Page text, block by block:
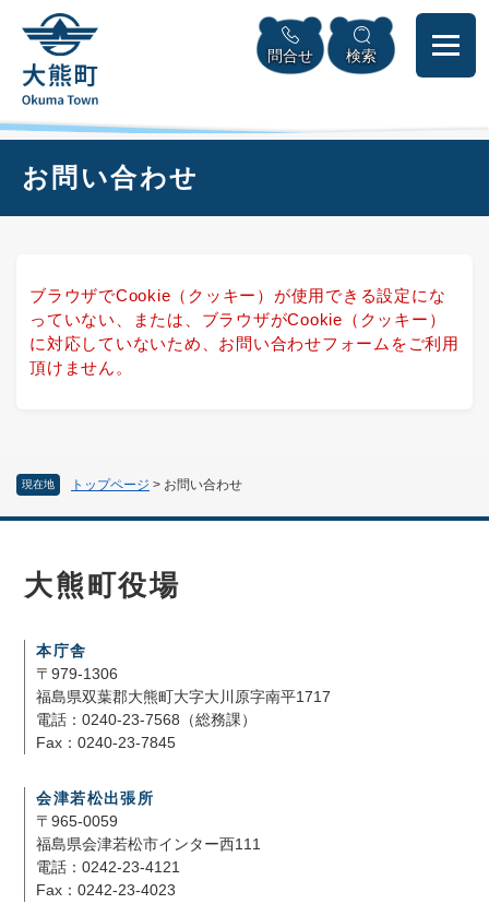
頭
メニューを飛ばして本文へ
問合せ 検索
現在地 トップページ > お問い合わせ
お問い合わせ
ブラウザでCookie（クッキー）が使用できる設定にな
っていない、または、ブラウザがCookie（クッキー）
に対応していないため、お問い合わせフォームをご利用
頂けません。
大熊町役場
本庁舎
〒979-1306
福島県双葉郡大熊町大字大川原字南平1717
電話：0240-23-7568（総務課）
Fax：0240-23-7845
会津若松出張所
〒965-0059
福島県会津若松市インター西111
電話：0242-23-4121
Fax：0242-23-4023